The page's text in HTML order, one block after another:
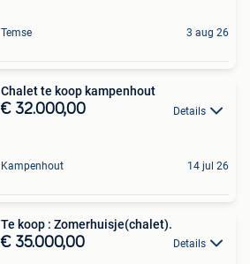
Temse 3 aug 26
Chalet te koop kampenhout
€ 32.000,00 Details
Kampenhout 14 jul 26
Te koop : Zomerhuisje(chalet).
€ 35.000,00 Details